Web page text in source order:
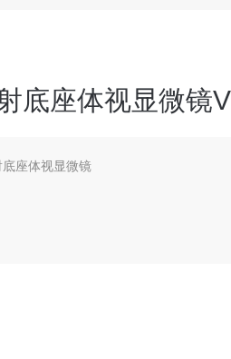
底座体视显微镜
座体视显微镜